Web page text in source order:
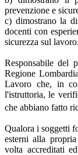
prevenzione e
c) dimostrano la
docenti con
sicurezza sul lavoro.
Responsabile del
Regione
Lavoro che, in
l'istruttoria, le
che abbiano fatto
Qualora i soggetti
esterni alla
volta accreditati